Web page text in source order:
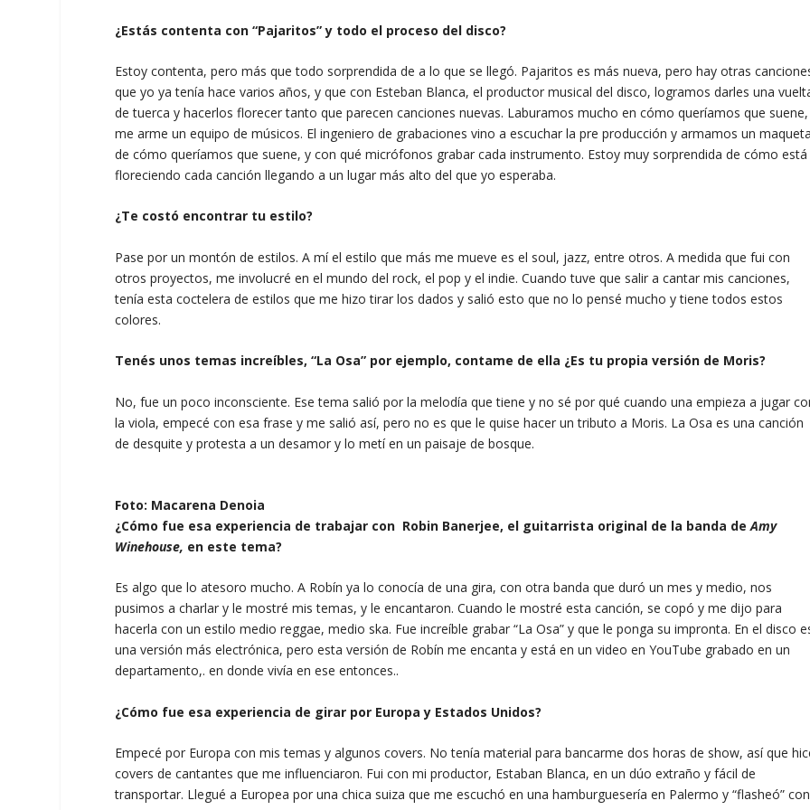
¿Estás contenta con “Pajaritos” y todo el proceso del disco?
Estoy contenta, pero más que todo sorprendida de a lo que se llegó. Pajaritos es más nueva, pero hay otras
que yo ya tenía hace varios años, y que con Esteban Blanca, el productor musical del disco, logramos darles una
de tuerca y hacerlos florecer tanto que parecen canciones nuevas. Laburamos mucho en cómo queríamos que suene,
me arme un equipo de músicos. El ingeniero de grabaciones vino a escuchar la pre producción y armamos un maqueta
de cómo queríamos que suene, y con qué micrófonos grabar cada instrumento. Estoy muy sorprendida de cómo está
floreciendo cada canción llegando a un lugar más alto del que yo esperaba.
¿Te costó encontrar tu estilo?
Pase por un montón de estilos. A mí el estilo que más me mueve es el soul, jazz, entre otros. A medida que fui con
otros proyectos, me involucré en el mundo del rock, el pop y el indie. Cuando tuve que salir a cantar mis canciones,
tenía esta coctelera de estilos que me hizo tirar los dados y salió esto que no lo pensé mucho y tiene todos estos
colores.
Tenés unos temas increíbles, “La Osa” por ejemplo, contame de ella ¿Es tu propia versión de Moris?
No, fue un poco inconsciente. Ese tema salió por la melodía que tiene y no sé por qué cuando una empieza a jugar
la viola, empecé con esa frase y me salió así, pero no es que le quise hacer un tributo a Moris. La Osa es una canción
de desquite y protesta a un desamor y lo metí en un paisaje de bosque.
Foto: Macarena Denoia
¿Cómo fue esa experiencia de trabajar con Robin Banerjee, el guitarrista original de la banda deAmy
Winehouse, en este tema?
Es algo que lo atesoro mucho. A Robín ya lo conocía de una gira, con otra banda que duró un mes y medio, nos
pusimos a charlar y le mostré mis temas, y le encantaron. Cuando le mostré esta canción, se copó y me dijo para
hacerla con un estilo medio reggae, medio ska. Fue increíble grabar “La Osa” y que le ponga su impronta. En el disco
una versión más electrónica, pero esta versión de Robín me encanta y está en un video en YouTube grabado en un
departamento,. en donde vivía en ese entonces..
¿Cómo fue esa experiencia de girar por Europa y Estados Unidos?
Empecé por Europa con mis temas y algunos covers. No tenía material para bancarme dos horas de show, así que
covers de cantantes que me influenciaron. Fui con mi productor, Estaban Blanca, en un dúo extraño y fácil de
transportar. Llegué a Europea por una chica suiza que me escuchó en una hamburguesería en Palermo y “flasheó” con